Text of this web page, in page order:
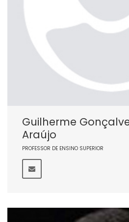
Guilherme
Araújo
PROFESSOR DE ENSINO SUPERIOR